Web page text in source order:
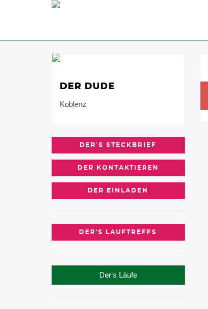
DER DUDE
Koblenz
DER'S STECKBRIEF
DER KONTAKTIEREN
DER EINLADEN
DER'S LAUFTREFFS
Der's Läufe